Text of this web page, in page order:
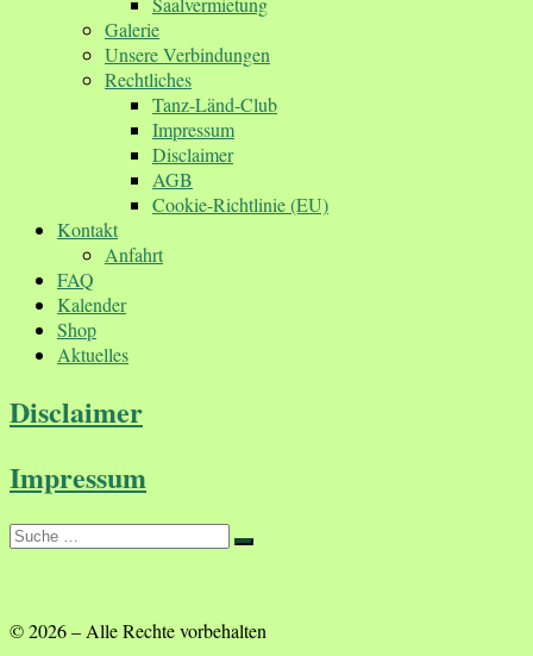
Galerie
Unsere Verbindungen
Rechtliches
Tanz-Länd-Club
Impressum
Disclaimer
AGB
Cookie-Richtlinie (EU)
Kontakt
Anfahrt
FAQ
Kalender
Shop
Aktuelles
Disclaimer
Impressum
Suche
Suche
© 2026– Alle Rechte vorbehalten